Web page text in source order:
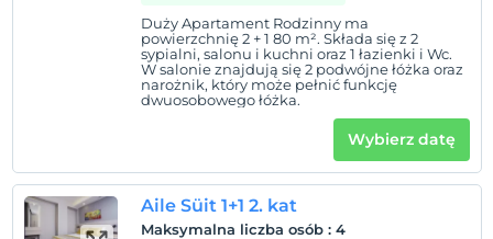
Duży Apartament Rodzinny ma
powierzchnię 2 + 1 80 m². Składa się z 2
sypialni, salonu i kuchni oraz 1 łazienki i Wc.
W salonie znajdują się 2 podwójne łóżka oraz
narożnik, który może pełnić funkcję
dwuosobowego łóżka.
Wybierz datę
Aile Süit 1+1 2. kat
Maksymalna liczba osób : 4